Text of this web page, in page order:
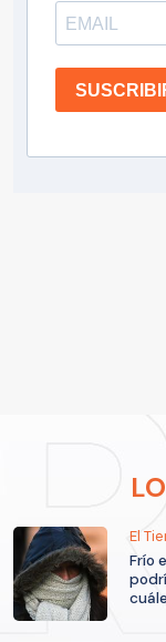
El
Frío